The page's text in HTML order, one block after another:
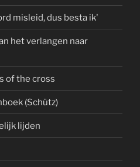
misleid, dus besta ik'
het verlangen naar
of the cross
(Schütz)
lijden